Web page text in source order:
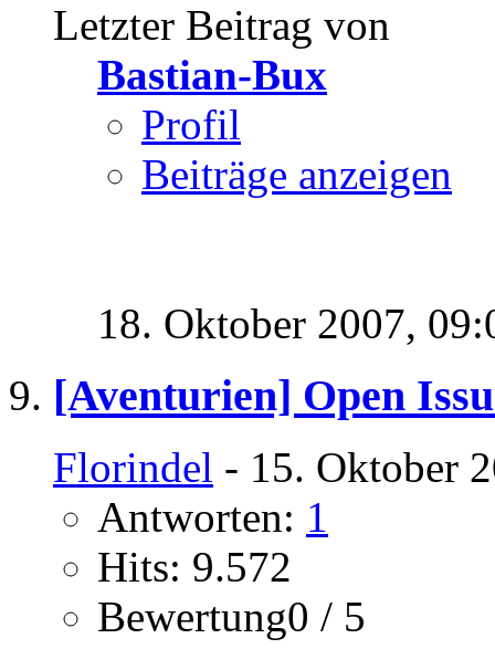
Letzter Beitrag von
Bastian-Bux
Profil
Beiträge anzeigen
18. Oktober 2007,
[Aventurien] Open
Florindel - 15. Oktober
Antworten: 1
Hits: 9.572
Bewertung0 / 5